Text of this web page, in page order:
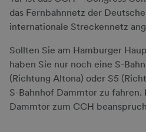
das Fernbahnnetz der
internationale Streckennetz
Sollten Sie am Hamburger
haben Sie nur noch eine S-
(Richtung Altona) oder S5
S-Bahnhof Dammtor zu fahren.
Dammtor zum CCH